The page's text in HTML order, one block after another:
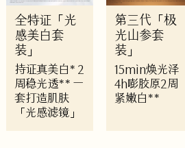
全特证「光
感美白套
装」
持证真美白* 2
周稳光透** 一
套打造肌肤
「光感滤镜」
第三代「极
光山参套
装」
15min焕光泽
4h嘭胶原2周
紧嫩白**